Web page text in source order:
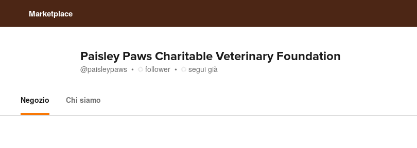
Marketplace
Paisley Paws Charitable Veterinary Foundation
@paisleypaws follower segui già
Negozio Chi siamo